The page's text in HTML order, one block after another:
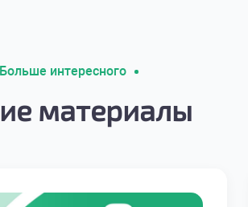
Больше интересного
материалы